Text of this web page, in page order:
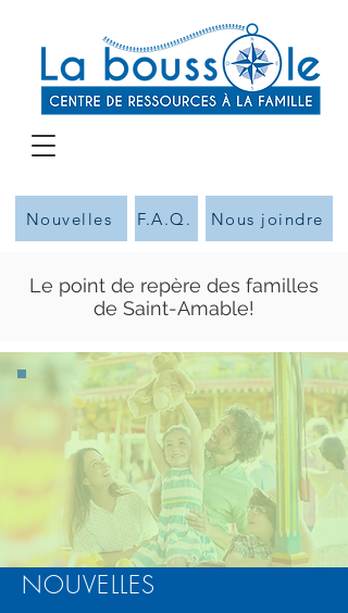
Nouvelles F.A.Q. Nous joindre
Le point de repère des familles
de Saint-Amable!
NOUVELLES